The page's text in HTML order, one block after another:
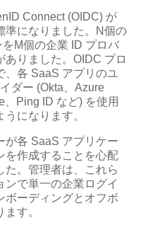
Connect (OIDC) が
準になりました。N個の
M個の企業 ID プロバ
ありました。OIDC プロ
、各 SaaS アプリのユ
ダー (Okta、Azure
Ping ID など) を使用
になります。
が各 SaaS アプリケー
を作成することを心配
た。管理者は、これら
ンで単一の企業ログイ
ボーディングとオフボ
す。